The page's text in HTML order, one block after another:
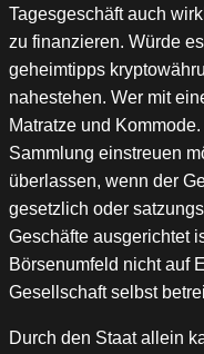
Tagesgeschäft auch
zu finanzieren. Würde
geheimtipps
nahestehen. Wer mit
Matratze und
Sammlung einstreuen
überlassen, wenn der
gesetzlich oder
Geschäfte ausgerichtet
Börsenumfeld nicht auf
Gesellschaft selbst
Durch den Staat allein